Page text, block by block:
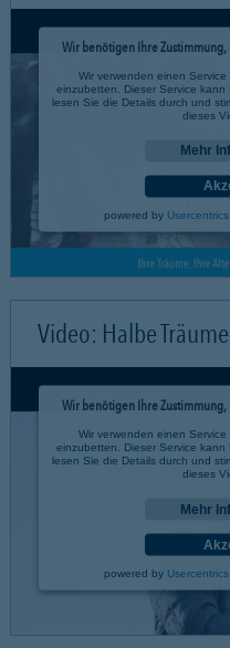
Wir benötigen Ihre Zustimmung,
Wir verwenden einen
einzubetten. Dieser Service
lesen Sie die Details durch und
dieses
Mehr
powered by
Video: Halbe
Wir benötigen Ihre Zustimmung,
Wir verwenden einen
einzubetten. Dieser Service
lesen Sie die Details durch und
dieses
Mehr
powered by